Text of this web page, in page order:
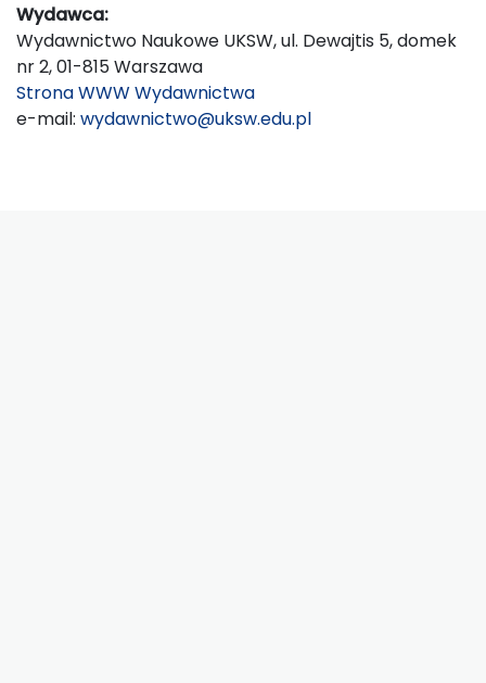
Wydawca:
Wydawnictwo Naukowe UKSW, ul. Dewajtis 5, domek
nr 2, 01-815 Warszawa
Strona WWW Wydawnictwa
e-mail: wydawnictwo@uksw.edu.pl